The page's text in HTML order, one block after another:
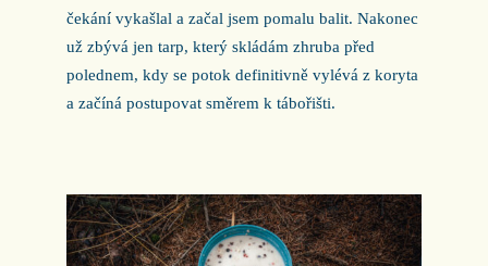
čekání vykašlal a začal jsem pomalu balit. Nakonec
už zbývá jen tarp, který skládám zhruba před
polednem, kdy se potok definitivně vylévá z koryta
a začíná postupovat směrem k tábořišti.